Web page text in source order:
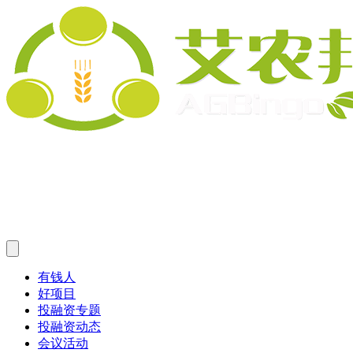
有钱人
好项目
投融资专题
投融资动态
会议活动